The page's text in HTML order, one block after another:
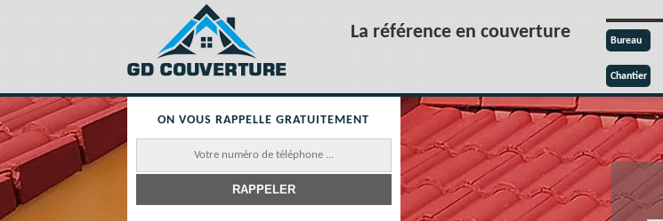
La référence en couverture Bureau
Chantier
ON VOUS RAPPELLE GRATUITEMENT